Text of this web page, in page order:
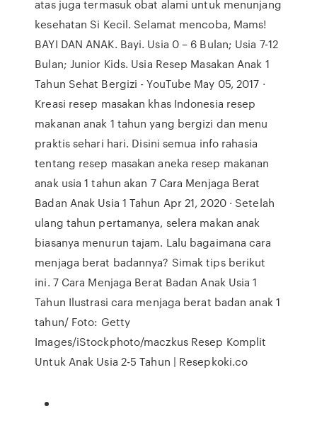
atas juga termasuk obat alami untuk menunjang
kesehatan Si Kecil. Selamat mencoba, Mams!
BAYI DAN ANAK. Bayi. Usia 0 – 6 Bulan; Usia 7-12
Bulan; Junior Kids. Usia Resep Masakan Anak 1
Tahun Sehat Bergizi - YouTube May 05, 2017 ·
Kreasi resep masakan khas Indonesia resep
makanan anak 1 tahun yang bergizi dan menu
praktis sehari hari. Disini semua info rahasia
tentang resep masakan aneka resep makanan
anak usia 1 tahun akan 7 Cara Menjaga Berat
Badan Anak Usia 1 Tahun Apr 21, 2020 · Setelah
ulang tahun pertamanya, selera makan anak
biasanya menurun tajam. Lalu bagaimana cara
menjaga berat badannya? Simak tips berikut
ini. 7 Cara Menjaga Berat Badan Anak Usia 1
Tahun Ilustrasi cara menjaga berat badan anak 1
tahun/ Foto: Getty
Images/iStockphoto/maczkus Resep Komplit
Untuk Anak Usia 2-5 Tahun | Resepkoki.co